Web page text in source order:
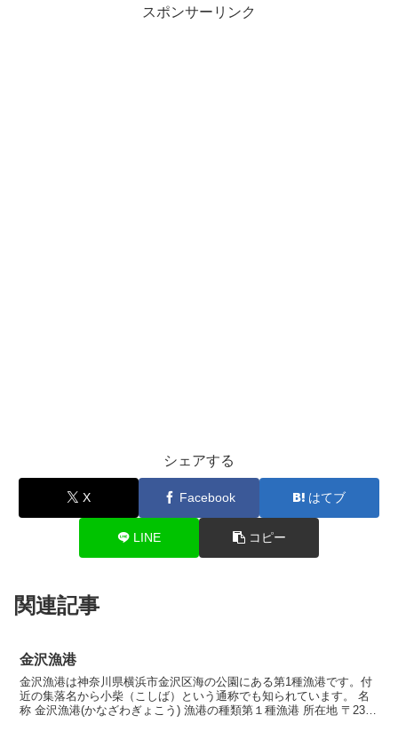
スポンサーリンク
シェアする
X Facebook はてブ
LINE コピー
関連記事
金沢漁港
金沢漁港は神奈川県横浜市金沢区海の公園にある第1種漁港です。付
近の集落名から小柴（こしば）という通称でも知られています。 名
称 金沢漁港(かなざわぎょこう) 漁港の種類第１種漁港 所在地 〒236-